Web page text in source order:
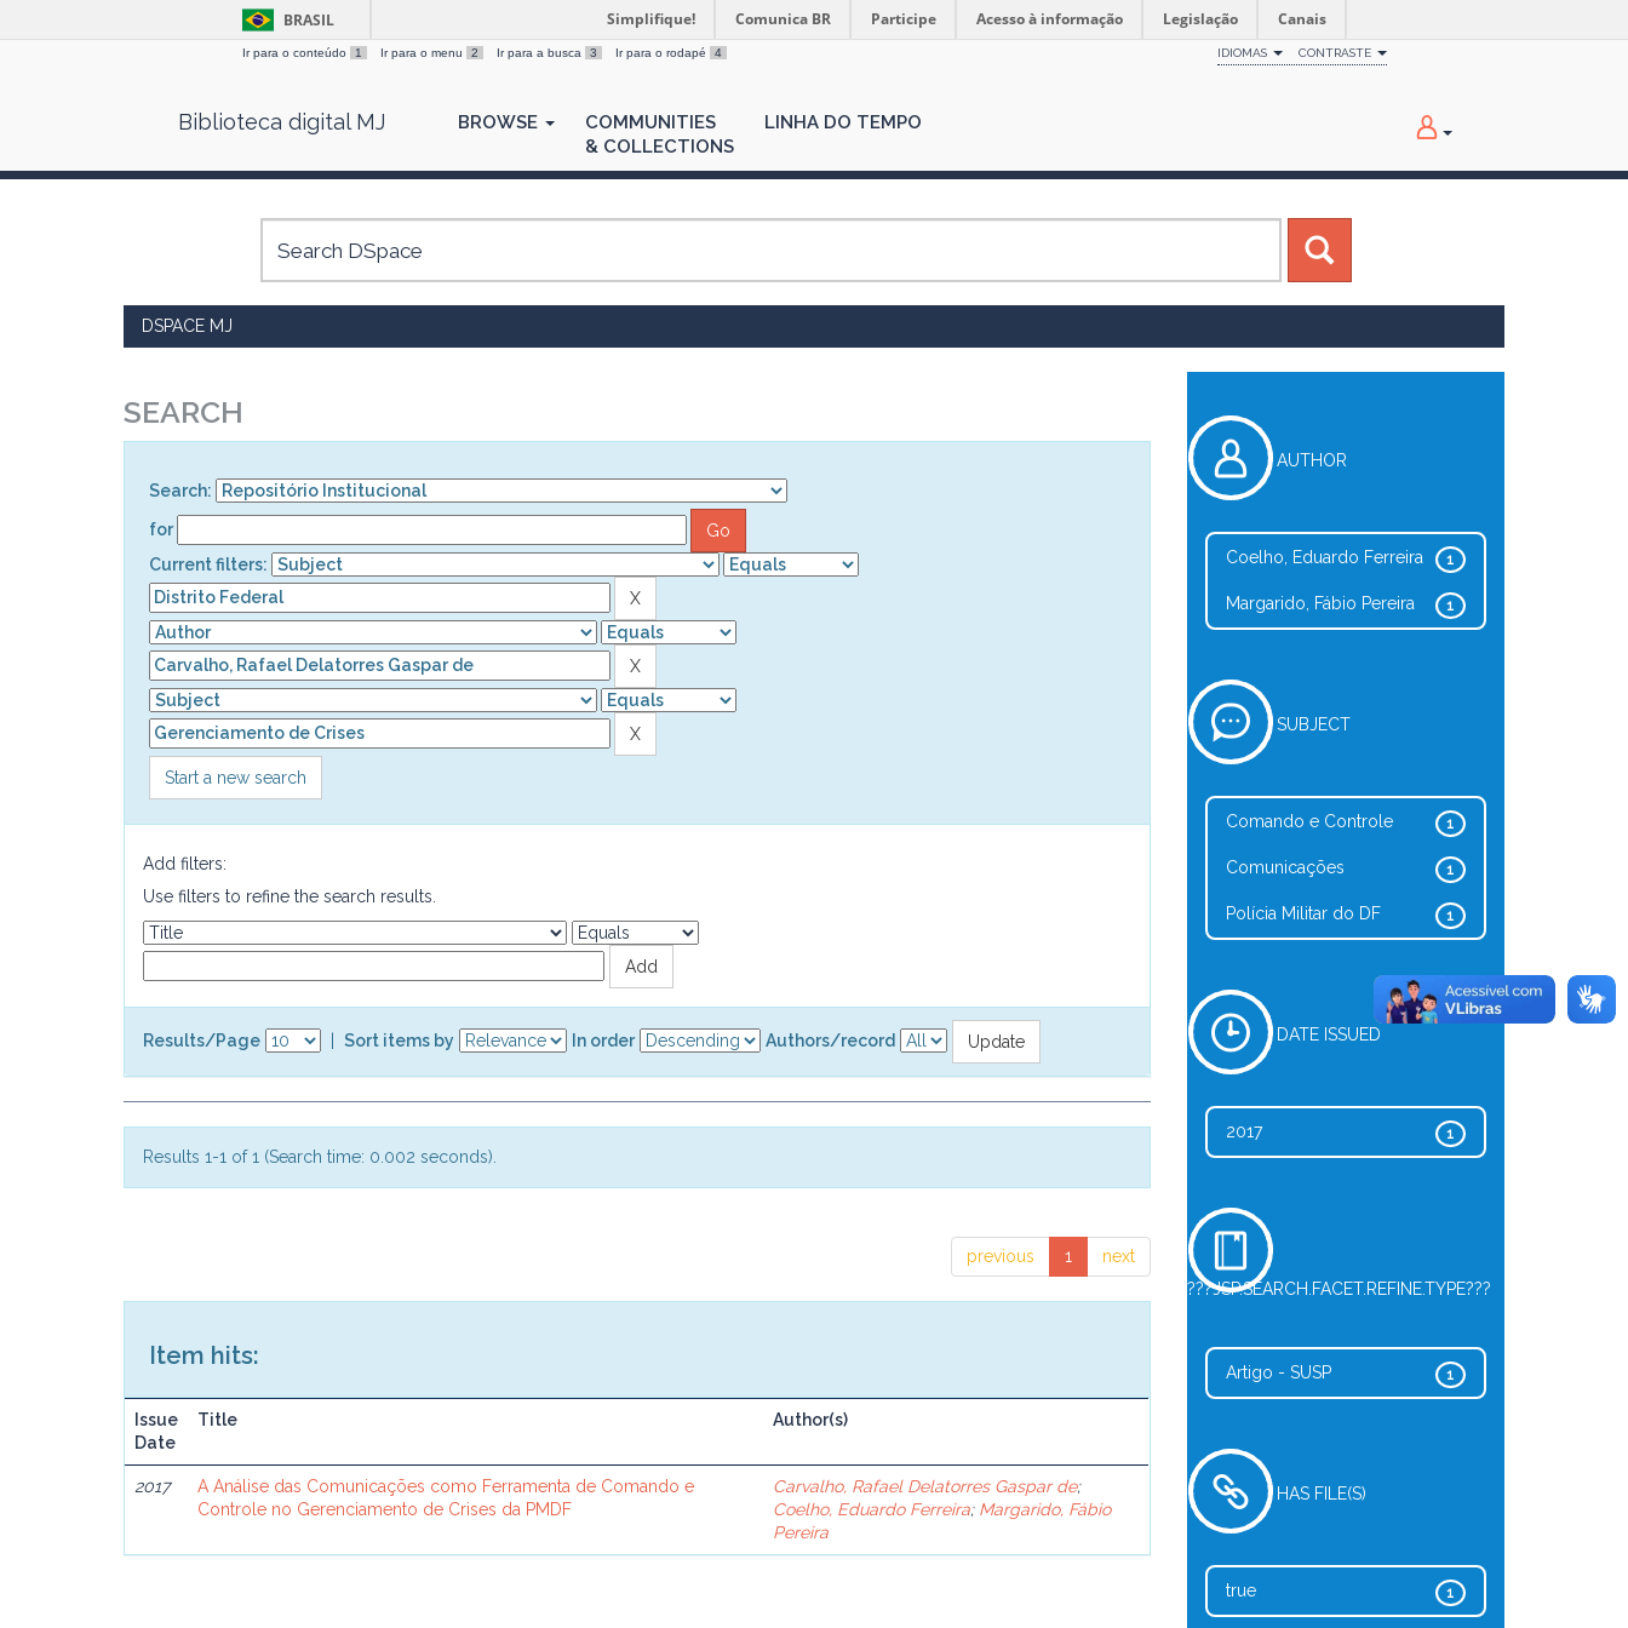
BRASIL Simplifique! Comunica BR Participe Acesso à informação Legislação Canais
Ir para o conteúdo 1 Ir para o menu 2 Ir para a busca 3 Ir para o rodapé 4 IDIOMAS CONTRASTE
Biblioteca digital MJ BROWSE
COMMUNITIES
& COLLECTIONS
LINHA DO TEMPO
DSPACE MJ
SEARCH
Search:
for
Current filters:
Start a new search
Add filters:
Use filters to refine the search results.
Results/Page Sort items by In order Authors/record
Results 1-1 of 1 (Search time: 0.002 seconds).
previous 1 next
Item hits:
Issue
Date
Title Author(s)
2017
A Análise das Comunicações como Ferramenta de Comando e
Controle no Gerenciamento de Crises da PMDF
Carvalho, Rafael Delatorres Gaspar de;
Coelho, Eduardo Ferreira; Margarido, Fábio
Pereira
AUTHOR
1
Coelho, Eduardo Ferreira
1
Margarido, Fábio Pereira
SUBJECT
1
Comando e Controle
1
Comunicações
1
Polícia Militar do DF
DATE ISSUED
1
2017
???JSP.SEARCH.FACET.REFINE.TYPE???
1
Artigo - SUSP
HAS FILE(S)
1
true